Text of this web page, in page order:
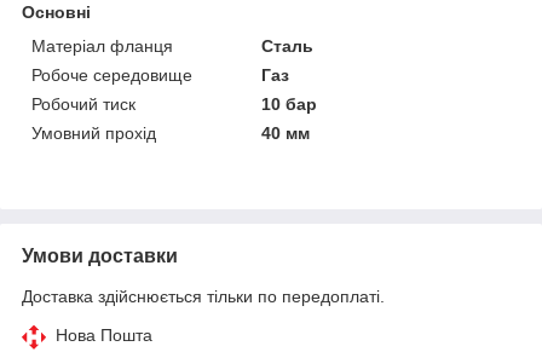
Основні
Матеріал фланця
Сталь
Робоче середовище
Газ
Робочий тиск
10 бар
Умовний прохід
40 мм
Умови доставки
Доставка здійснюється тільки по передоплаті.
Нова Пошта